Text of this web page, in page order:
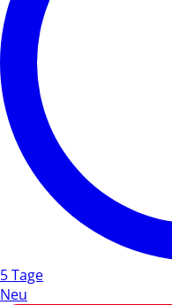
5 Tage
Neu